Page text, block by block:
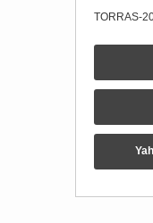
TORRAS-